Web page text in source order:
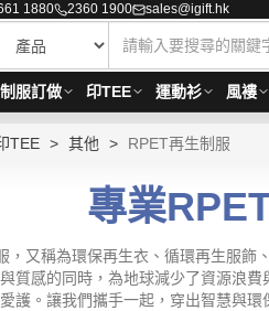
1880 2360 1900 sales@igift.hk
制服訂做 印TEE 運動衫 風褸
TEE 其他 RPET再生制服
專業
，又稱為環保再生衣、循環再生服飾
質感的同時，為地球減少了資源浪
護。讓我們攜手一起，穿出智慧與環